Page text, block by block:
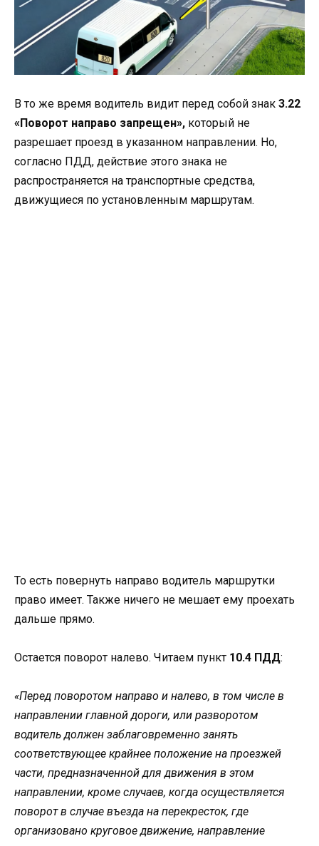
В то же время водитель видит перед собой знак 3.22
«Поворот направо запрещен», который не
разрешает проезд в указанном направлении. Но,
согласно ПДД, действие этого знака не
распространяется на транспортные средства,
движущиеся по установленным маршрутам.
То есть повернуть направо водитель маршрутки
право имеет. Также ничего не мешает ему проехать
дальше прямо.
Остается поворот налево. Читаем пункт 10.4 ПДД:
«Перед поворотом направо и налево, в том числе в
направлении главной дороги, или разворотом
водитель должен заблаговременно занять
соответствующее крайнее положение на проезжей
части, предназначенной для движения в этом
направлении, кроме случаев, когда осуществляется
поворот в случае въезда на перекресток, где
организовано круговое движение, направление